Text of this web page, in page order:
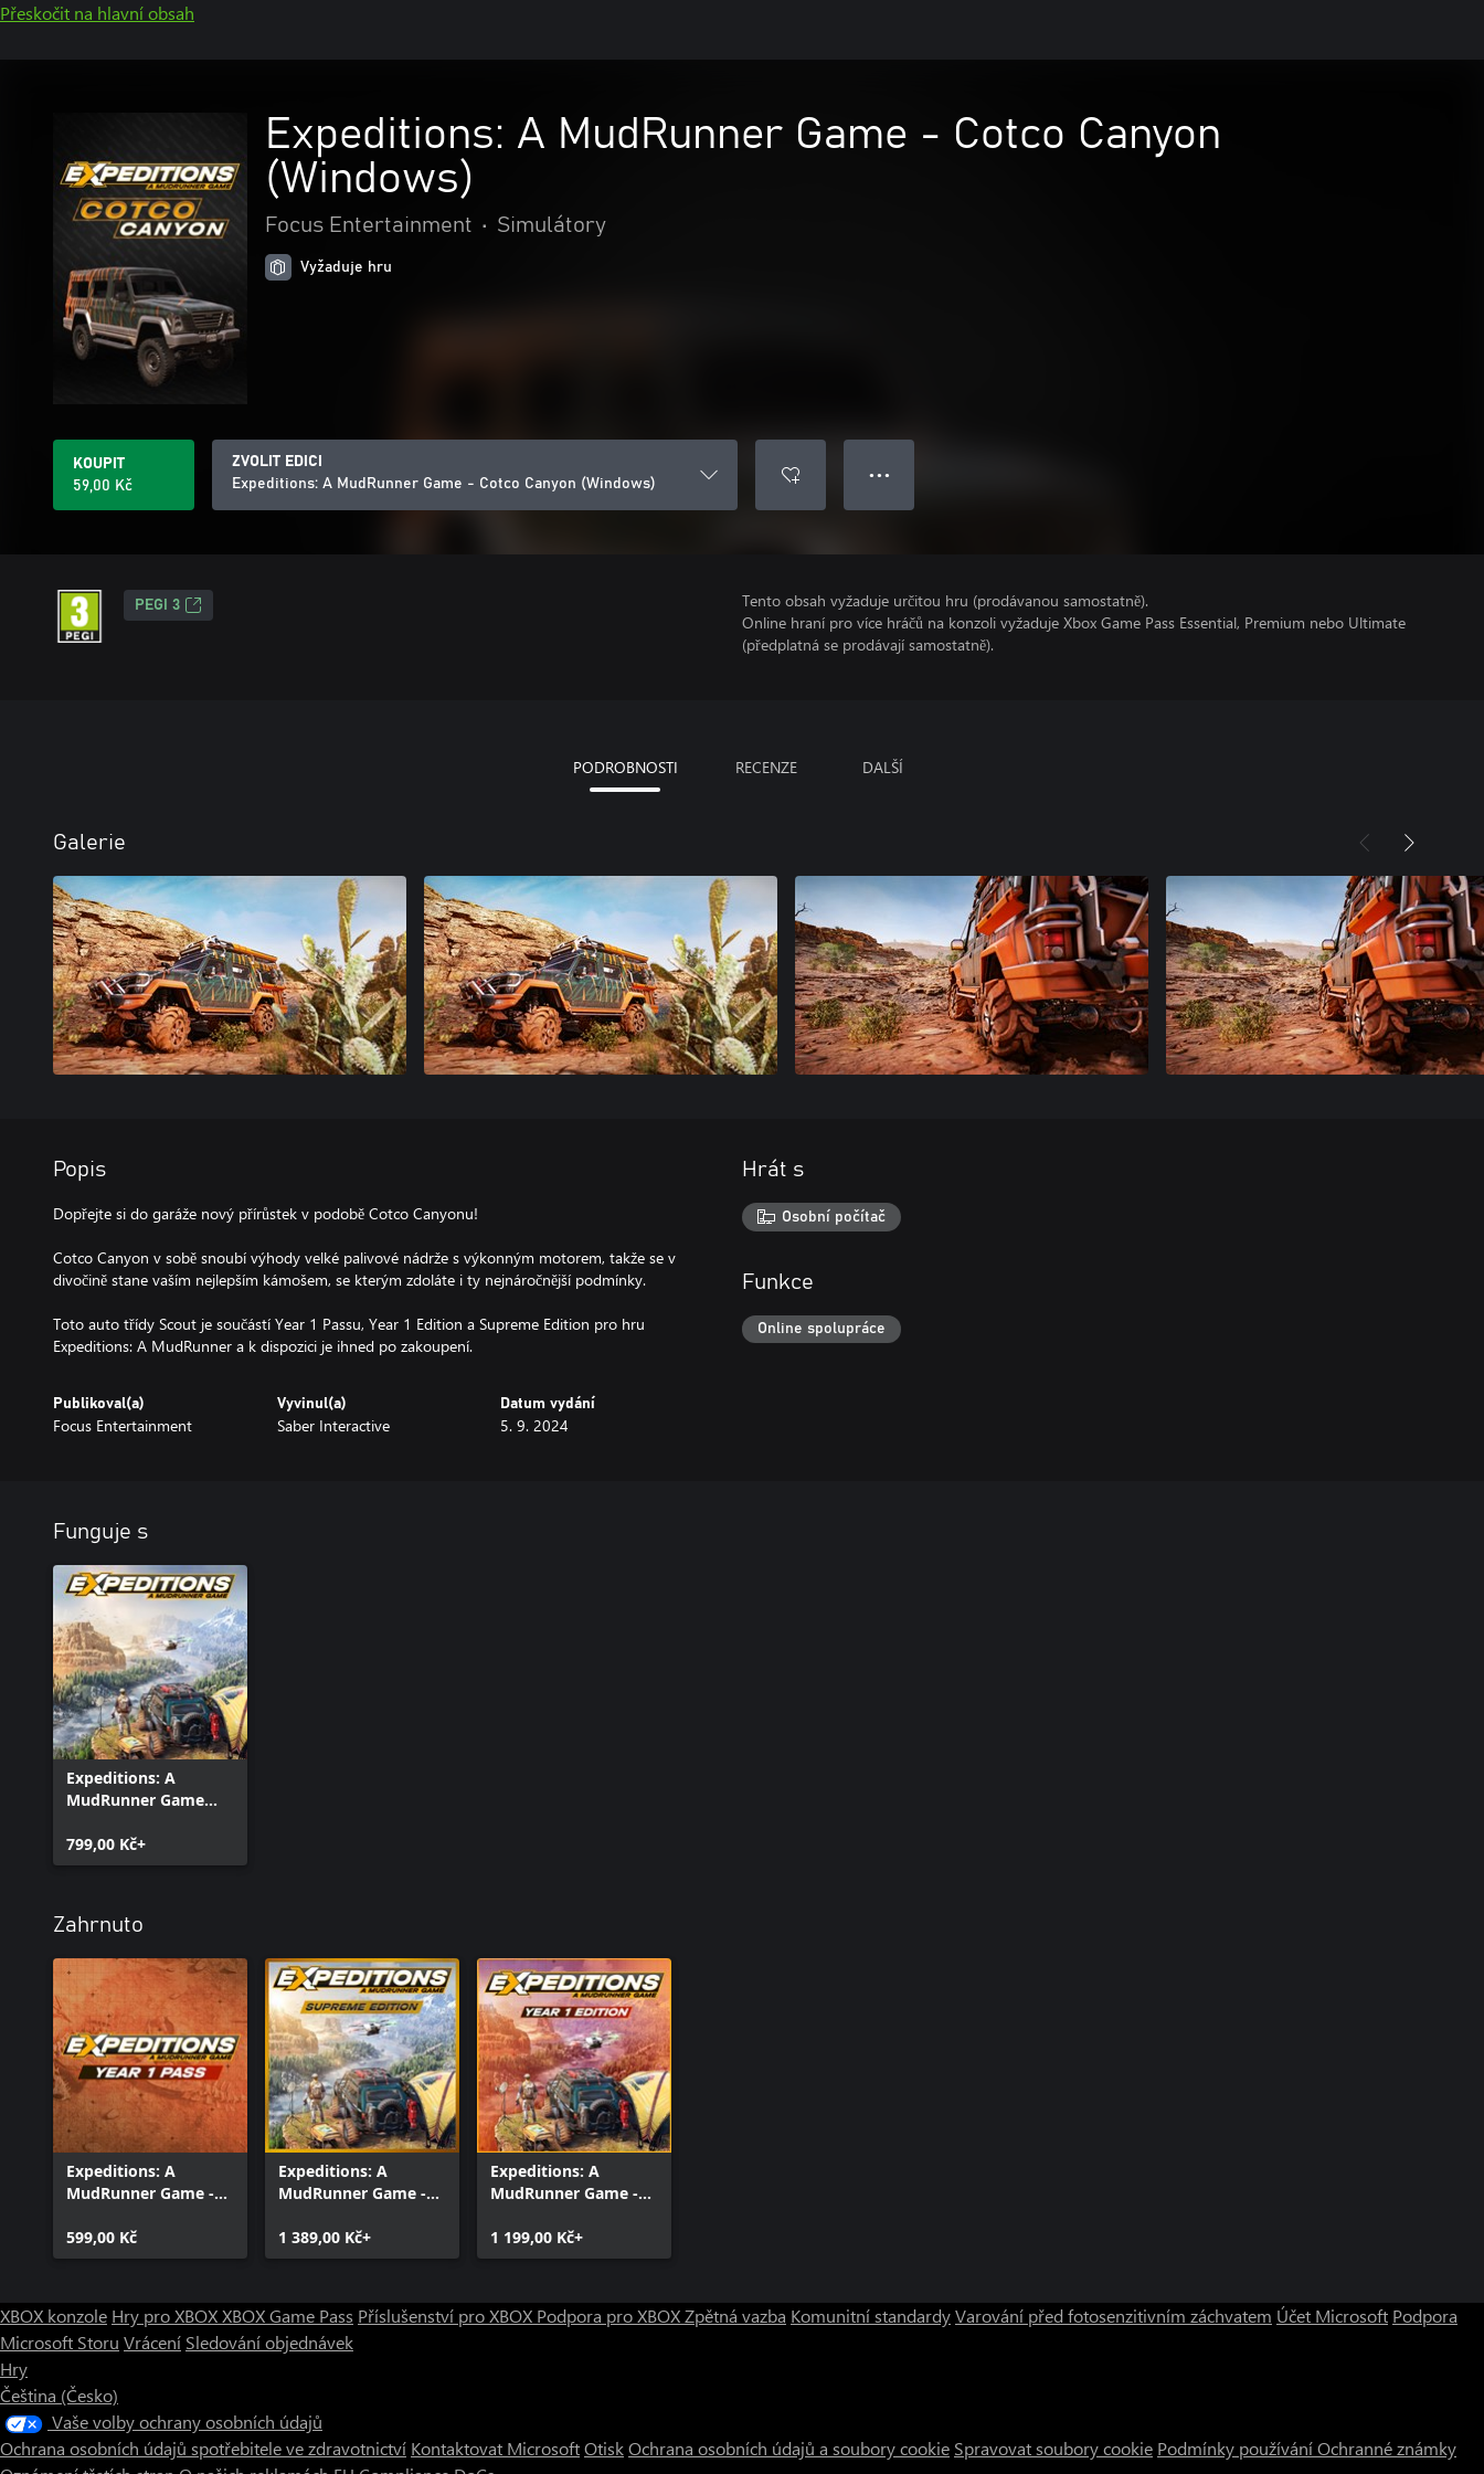
Přeskočit na hlavní obsah
Expeditions: A MudRunner Game - Cotco Canyon
(Windows)
Focus Entertainment • Simulátory
Vyžaduje hru
KOUPIT
59,00 Kč
ZVOLIT EDICI
Expeditions: A MudRunner Game - Cotco Canyon (Windows)
● ● ●
PEGI 3
Tento obsah vyžaduje určitou hru (prodávanou samostatně).
Online hraní pro více hráčů na konzoli vyžaduje Xbox Game Pass Essential, Premium nebo Ultimate
(předplatná se prodávají samostatně).
PODROBNOSTI RECENZE DALŠÍ
Galerie
Popis
Dopřejte si do garáže nový přírůstek v podobě Cotco Canyonu!
Cotco Canyon v sobě snoubí výhody velké palivové nádrže s výkonným motorem, takže se v
divočině stane vaším nejlepším kámošem, se kterým zdoláte i ty nejnáročnější podmínky.
Toto auto třídy Scout je součástí Year 1 Passu, Year 1 Edition a Supreme Edition pro hru
Expeditions: A MudRunner a k dispozici je ihned po zakoupení.
Publikoval(a)
Focus Entertainment
Vyvinul(a)
Saber Interactive
Datum vydání
5. 9. 2024
Hrát s
Osobní počítač
Funkce
Online spolupráce
Funguje s
Expeditions: A
MudRunner Game
799,00 Kč+
Zahrnuto
Expeditions: A
MudRunner Game -
(Windows)
599,00 Kč
Expeditions: A
MudRunner Game -
(Windows)
1 389,00 Kč+
Expeditions: A
MudRunner Game -
(Windows)
1 199,00 Kč+
XBOX konzole Hry pro XBOXXBOX Game Pass Příslušenství pro XBOX Podpora pro XBOXZpětná vazba Komunitní standardyVarování před fotosenzitivním záchvatem Účet Microsoft Podpora
Microsoft Storu Vrácení Sledování objednávek
Hry
Čeština (Česko)
Vaše volby ochrany osobních údajů
Ochrana osobních údajů spotřebitele ve zdravotnictví Kontaktovat MicrosoftOtiskOchrana osobních údajů a soubory cookie Spravovat soubory cookie Podmínky používáníOchranné známky